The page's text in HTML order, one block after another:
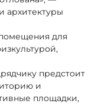
архитектуры
для
предстоит
и
площадки,